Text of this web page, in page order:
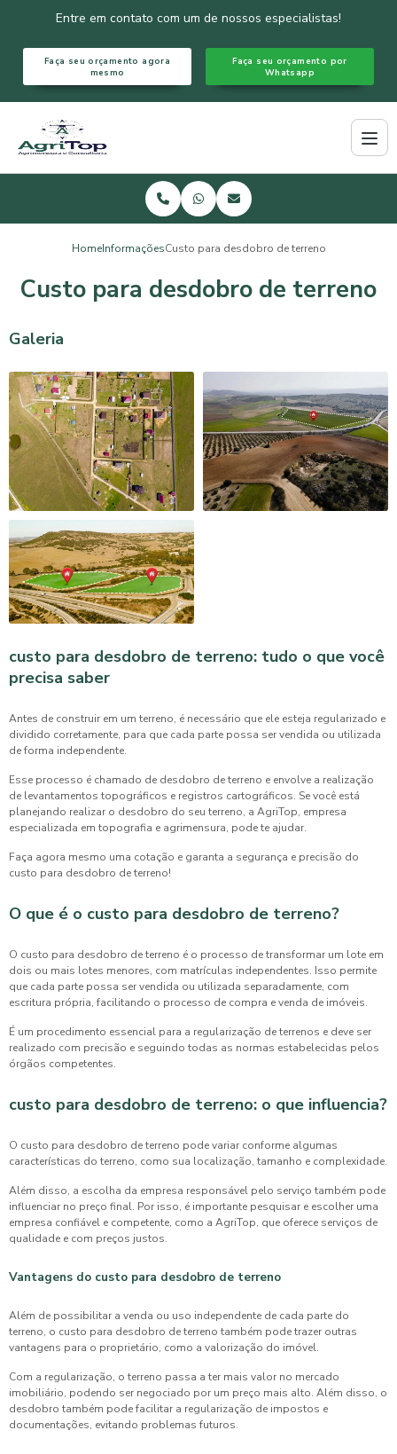
Entre em contato com um de nossos especialistas!
Faça seu orçamento agora
mesmo
Faça seu orçamento por
Whatsapp
HomeInformaçõesCusto para desdobro de terreno
Custo para desdobro de terreno
Galeria
custo para desdobro de terreno: tudo o que você
precisa saber
Antes de construir em um terreno, é necessário que ele esteja regularizado e
dividido corretamente, para que cada parte possa ser vendida ou utilizada
de forma independente.
Esse processo é chamado de desdobro de terreno e envolve a realização
de levantamentos topográficos e registros cartográficos. Se você está
planejando realizar o desdobro do seu terreno, a AgriTop, empresa
especializada em topografia e agrimensura, pode te ajudar.
Faça agora mesmo uma cotação e garanta a segurança e precisão do
custo para desdobro de terreno!
O que é o custo para desdobro de terreno?
O custo para desdobro de terreno é o processo de transformar um lote em
dois ou mais lotes menores, com matrículas independentes. Isso permite
que cada parte possa ser vendida ou utilizada separadamente, com
escritura própria, facilitando o processo de compra e venda de imóveis.
É um procedimento essencial para a regularização de terrenos e deve ser
realizado com precisão e seguindo todas as normas estabelecidas pelos
órgãos competentes.
custo para desdobro de terreno: o que influencia?
O custo para desdobro de terreno pode variar conforme algumas
características do terreno, como sua localização, tamanho e complexidade.
Além disso, a escolha da empresa responsável pelo serviço também pode
influenciar no preço final. Por isso, é importante pesquisar e escolher uma
empresa confiável e competente, como a AgriTop, que oferece serviços de
qualidade e com preços justos.
Vantagens do custo para desdobro de terreno
Além de possibilitar a venda ou uso independente de cada parte do
terreno, o custo para desdobro de terreno também pode trazer outras
vantagens para o proprietário, como a valorização do imóvel.
Com a regularização, o terreno passa a ter mais valor no mercado
imobiliário, podendo ser negociado por um preço mais alto. Além disso, o
desdobro também pode facilitar a regularização de impostos e
documentações, evitando problemas futuros.